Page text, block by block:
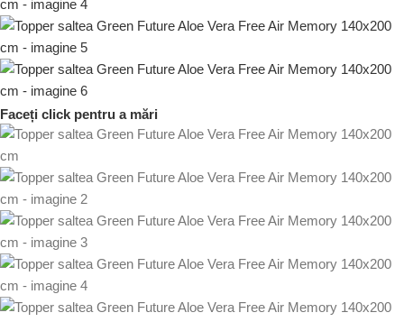
Faceți click pentru a mări